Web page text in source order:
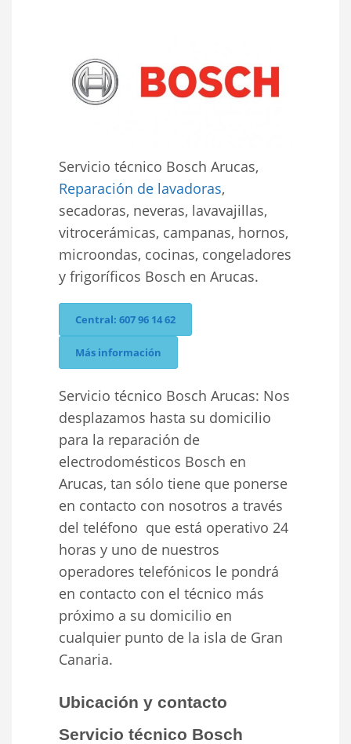
Servicio técnico Bosch Arucas,
Reparación de lavadoras,
secadoras, neveras, lavavajillas,
vitrocerámicas, campanas, hornos,
microondas, cocinas, congeladores
y frigoríficos Bosch en Arucas.
Central: 607 96 14 62
Más información
Servicio técnico Bosch Arucas: Nos
desplazamos hasta su domicilio
para la reparación de
electrodomésticos Bosch en
Arucas, tan sólo tiene que ponerse
en contacto con nosotros a través
del teléfono que está operativo 24
horas y uno de nuestros
operadores telefónicos le pondrá
en contacto con el técnico más
próximo a su domicilio en
cualquier punto de la isla de Gran
Canaria.
Ubicación y contacto
Servicio técnico Bosch